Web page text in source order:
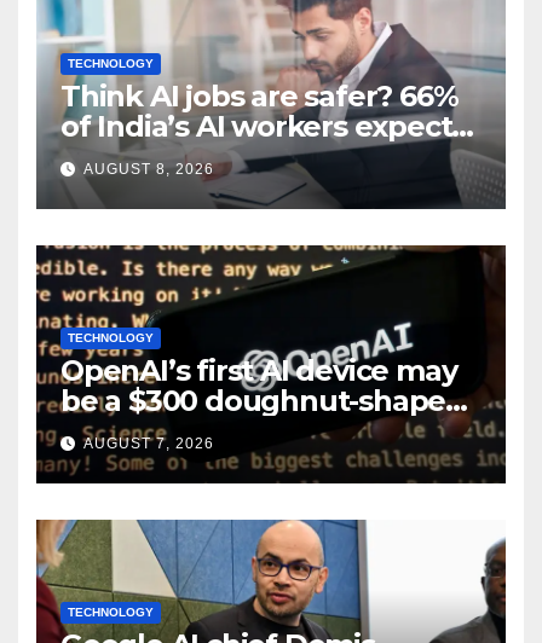
TECHNOLOGY
Think AI jobs are safer? 66%
of India’s AI workers expect
layoffs
AUGUST 8, 2026
TECHNOLOGY
OpenAI’s first AI device may
be a $300 doughnut-shaped
smart speaker: Report
AUGUST 7, 2026
TECHNOLOGY